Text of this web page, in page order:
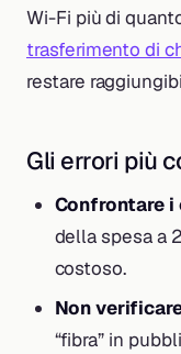
Wi-Fi più di
trasferimento di
restare
Gli errori più
Confrontare i
della spesa a
costoso.
Non
“fibra” in